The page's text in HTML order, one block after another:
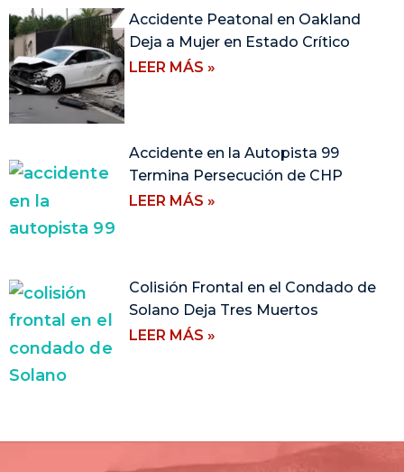
Accidente Peatonal en Oakland
Deja a Mujer en Estado Crítico
LEER MÁS »
Accidente en la Autopista 99
Termina Persecución de CHP
LEER MÁS »
Colisión Frontal en el Condado de
Solano Deja Tres Muertos
LEER MÁS »